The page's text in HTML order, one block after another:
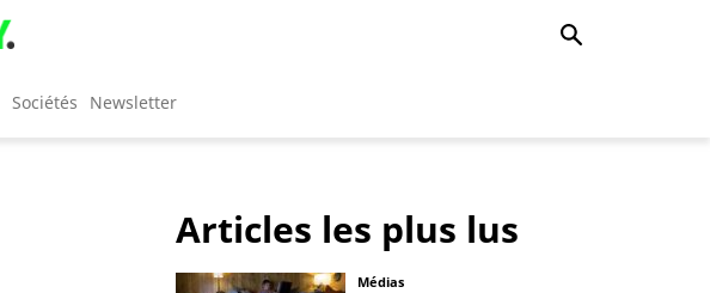
Sociétés Newsletter
Articles les plus lus
Médias